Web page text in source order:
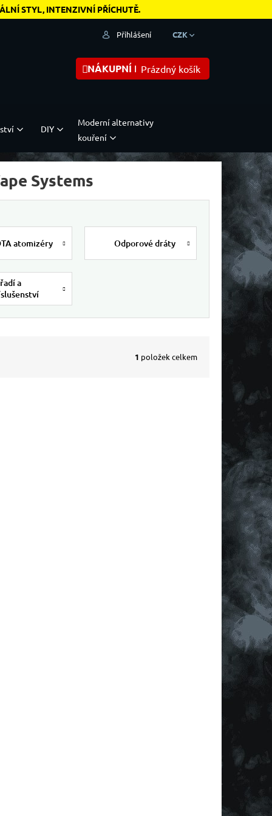
STYL, INTENZIVNÍ PŘÍCHUTĚ.
CZK
Přihlášení
NÁKUPNÍ KOŠÍKPrázdný košík
DIY
Moderní alternativy
kouření
Systems
atomizéry Odporové dráty
a
1 položek celkem